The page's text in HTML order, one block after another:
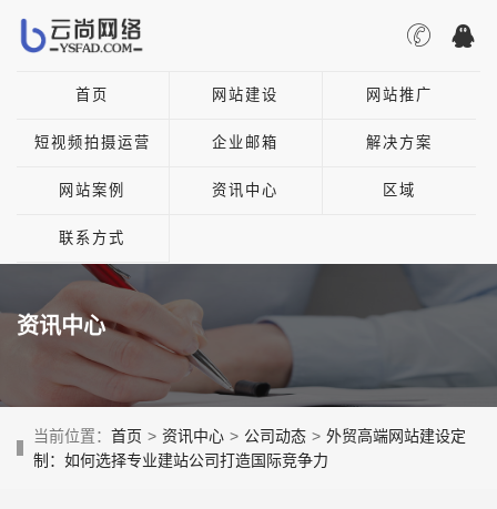
首页 网站建设 网站推广
短视频拍摄运营 企业邮箱 解决方案
网站案例 资讯中心 区域
联系方式
资讯中心
当前位置： 首页 > 资讯中心 > 公司动态 > 外贸高端网站建设定
制：如何选择专业建站公司打造国际竞争力